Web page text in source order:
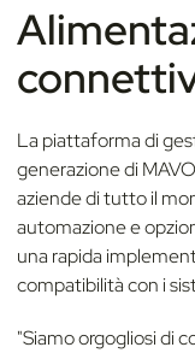
La piattaforma di
generazione di
aziende di tutto il
automazione e
una rapida
compatibilità con i
"Siamo orgogliosi di